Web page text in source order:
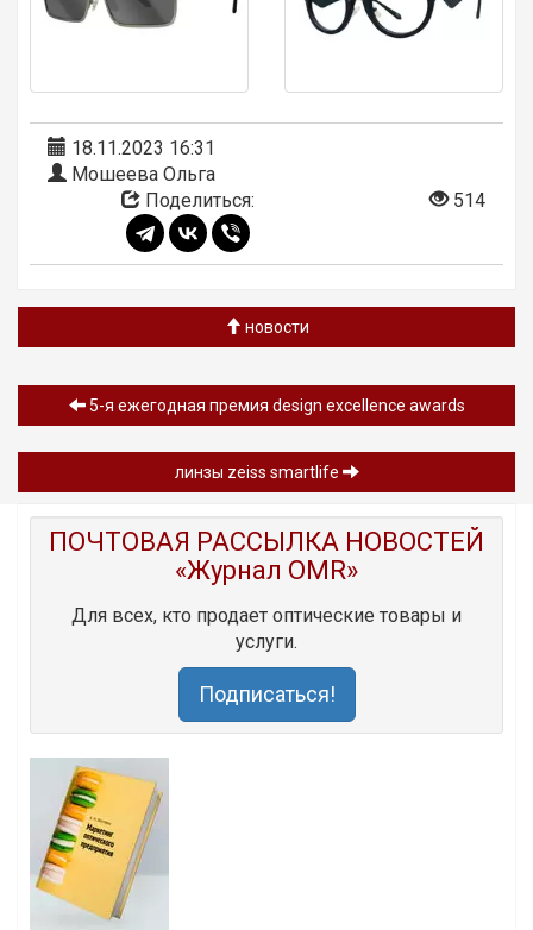
18.11.2023 16:31
Мошеева Ольга
Поделиться:
514
новости
5-я ежегодная премия design excellence awards
линзы zeiss smartlife
ПОЧТОВАЯ РАССЫЛКА НОВОСТЕЙ
«Журнал OMR»
Для всех, кто продает оптические товары и
услуги.
Подписаться!